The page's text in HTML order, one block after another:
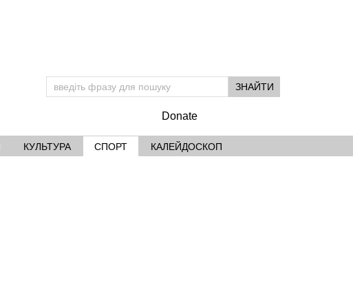
Donate
КУЛЬТУРА СПОРТ КАЛЕЙДОСКОП